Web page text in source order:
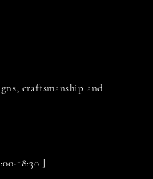
craftsmanship and
18:30 ]